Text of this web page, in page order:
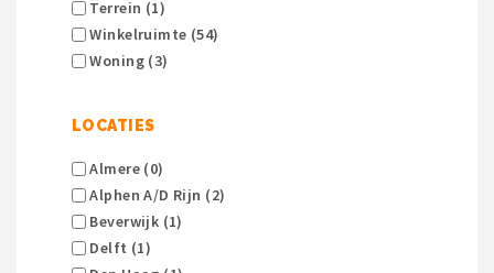
Terrein (1)
Winkelruimte (54)
Woning (3)
LOCATIES
Almere (0)
Alphen A/d Rijn (2)
Beverwijk (1)
Delft (1)